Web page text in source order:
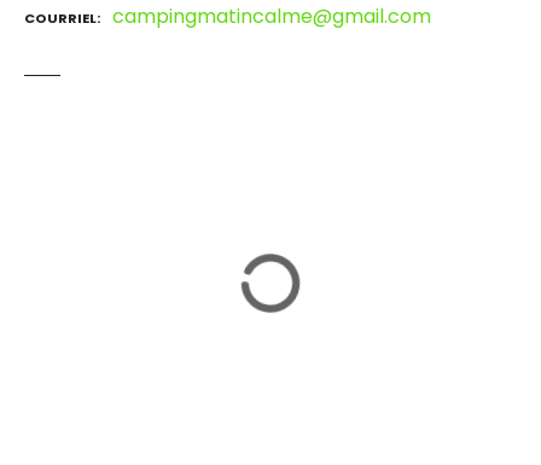
COURRIEL campingmatincalme@gmail.com